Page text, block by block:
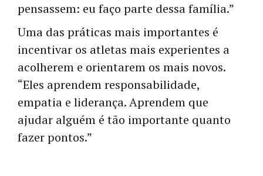
pensassem: eu faço parte dessa família.”
Uma das práticas mais importantes é
incentivar os atletas mais experientes a
acolherem e orientarem os mais novos.
“Eles aprendem responsabilidade,
empatia e liderança. Aprendem que
ajudar alguém é tão importante quanto
fazer pontos.”